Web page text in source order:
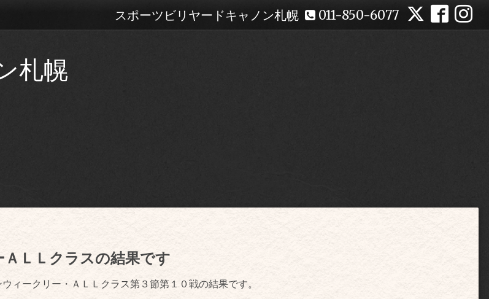
011-850-6077
スポーツビリヤードキャノン札幌
札幌
ＬＬクラスの結果です
ィークリー・ＡＬＬクラス第３節第１０戦の結果です。